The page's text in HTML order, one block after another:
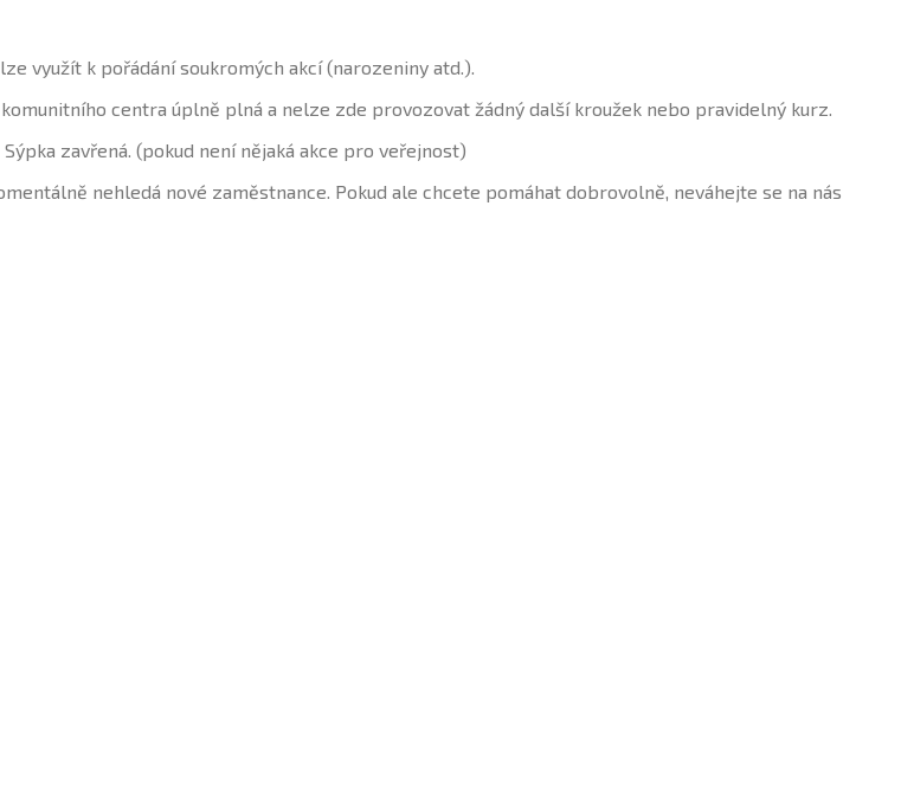
využít k pořádání soukromých akcí (narozeniny atd.).
centra úplně plná a nelze zde provozovat žádný další kroužek nebo pravidelný kurz.
zavřená. (pokud není nějaká akce pro veřejnost)
nehledá nové zaměstnance. Pokud ale chcete pomáhat dobrovolně, neváhejte se na nás